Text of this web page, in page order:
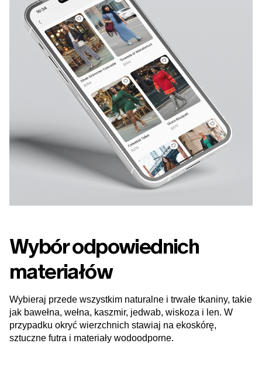
Wybór odpowiednich
materiałów
Wybieraj przede wszystkim naturalne i trwałe tkaniny, takie
jak bawełna, wełna, kaszmir, jedwab, wiskoza i len. W
przypadku okryć wierzchnich stawiaj na ekoskórę,
sztuczne futra i materiały wodoodporne.